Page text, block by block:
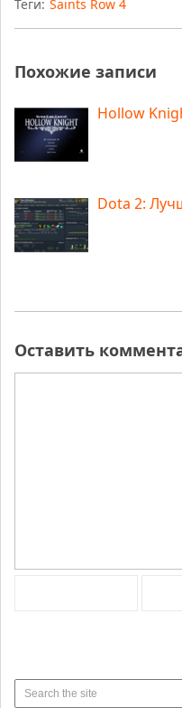
Теги: Saints Row 4
Похожие записи
Hollow
Dota 2:
Оставить